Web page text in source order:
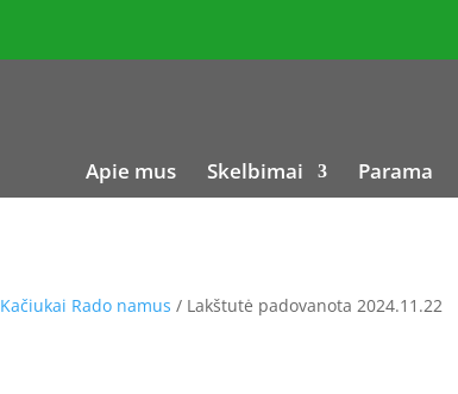
Apie mus Skelbimai Parama
Kačiukai Rado namus / Lakštutė padovanota 2024.11.22